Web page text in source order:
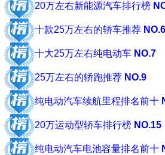
20万左右新能源汽车排行榜
十款25万左右的轿车推荐 NO.6
十大25万左右纯电动车 NO.7
25万左右的轿跑推荐 NO.9
纯电动汽车续航里程排名前十
20万运动型轿车排行榜 NO.15
纯电动汽车电池容量排名前十